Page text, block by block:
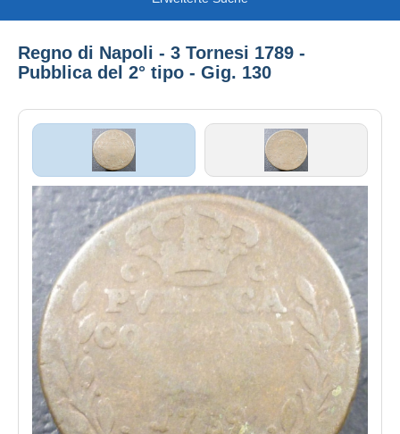
Regno di Napoli - 3 Tornesi 1789 -
Pubblica del 2° tipo - Gig. 130